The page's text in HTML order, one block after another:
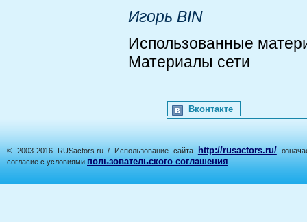
Игорь BIN
Использованные
Материалы сети
Вконтакте
© 2003-2016 RUSactors.ru / Использование сайта http://rusactors.ru/
согласие с условиями пользовательского соглашения